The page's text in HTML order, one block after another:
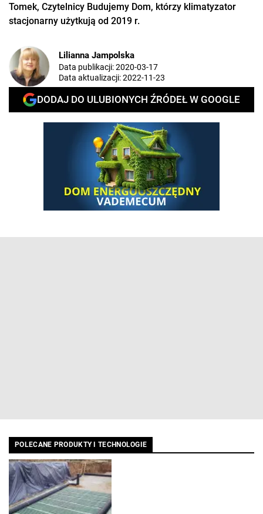
Tomek, Czytelnicy Budujemy Dom, którzy klimatyzator
stacjonarny użytkują od 2019 r.
Lilianna Jampolska
Data publikacji:2020-03-17
Data aktualizacji:2022-11-23
DODAJ DO ULUBIONYCH ŹRÓDEŁ W GOOGLE
POLECANE PRODUKTY I TECHNOLOGIE